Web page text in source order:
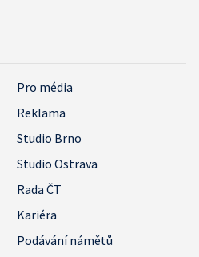
Pro média
Reklama
Studio Brno
Studio Ostrava
Rada ČT
Kariéra
Podávání námětů